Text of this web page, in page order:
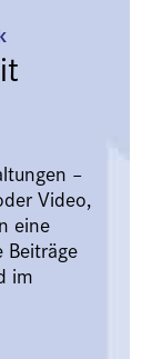
–
Video,
eine
Beiträge
im